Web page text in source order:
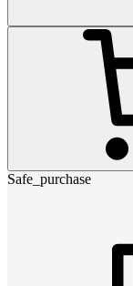
Safe_purchase